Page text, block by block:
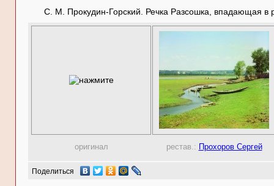
С. М. Прокудин-Горский. Речка Разсошка, впадающая в
оригинал рестав.: Прохоров Сергей
Поделиться